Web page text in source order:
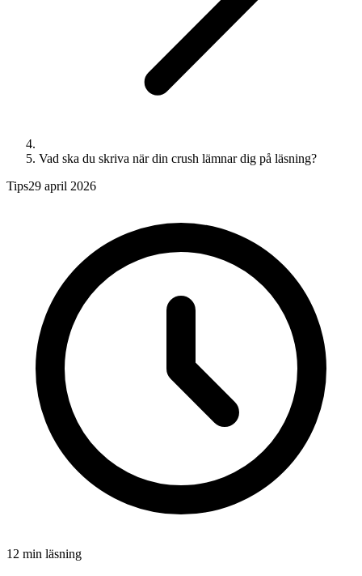
Vad ska du skriva när din crush lämnar dig på läsning?
Tips29 april 2026
12 min läsning